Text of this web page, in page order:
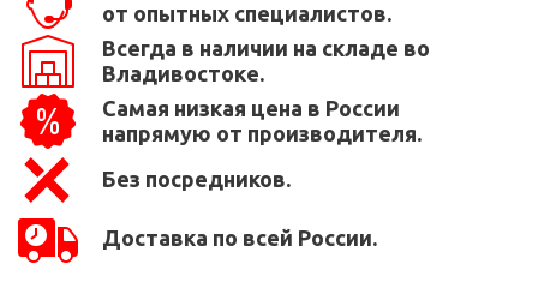
от опытных специалистов.
Всегда в наличии на складе во
Владивостоке.
Самая низкая цена в России
напрямую от производителя.
Без посредников.
Доставка по всей России.